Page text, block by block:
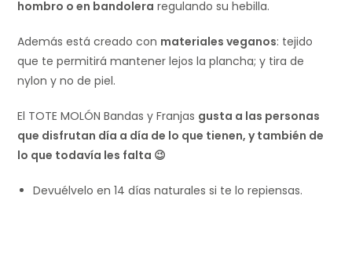
hombro o en bandolera regulando su hebilla.
Además está creado con materiales veganos: tejido
que te permitirá mantener lejos la plancha; y tira de
nylon y no de piel.
El TOTE MOLÓN Bandas y Franjas gusta a las personas
que disfrutan día a día de lo que tienen, y también de
lo que todavía les falta 😉
Devuélvelo en 14 días naturales si te lo repiensas.